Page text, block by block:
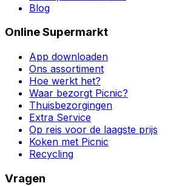
Blog
Online Supermarkt
App downloaden
Ons assortiment
Hoe werkt het?
Waar bezorgt Picnic?
Thuisbezorgingen
Extra Service
Op reis voor de laagste prijs
Koken met Picnic
Recycling
Vragen